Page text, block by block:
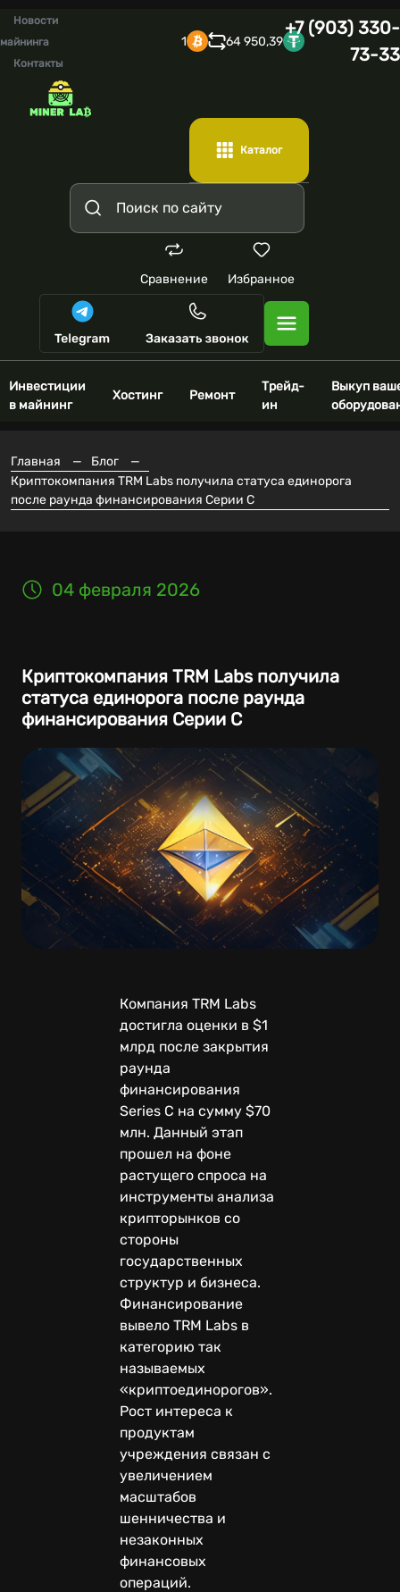
Новости
майнинга
Контакты
1 64 950,39
+7 (903) 330-
73-33
Каталог
Сравнение Избранное
Инвестиции
в майнинг
Хостинг Ремонт
Трейд-
ин
Выкуп
Главная — Блог
—
Криптокомпания TRM Labs получила статуса единорога
после раунда финансирования Серии C
04 февраля 2026
Криптокомпания TRM Labs получила
статуса единорога после раунда
финансирования Серии C
Компания TRM Labs
достигла оценки в $1
млрд после закрытия
раунда
финансирования
Series C на сумму $70
млн. Данный этап
прошел на фоне
растущего спроса на
инструменты анализа
крипторынков со
стороны
государственных
структур и бизнеса.
Финансирование
вывело TRM Labs в
категорию так
называемых
«криптоединорогов».
Рост интереса к
продуктам
учреждения связан с
увеличением
масштабов
шенничества и
незаконных
финансовых
операций.